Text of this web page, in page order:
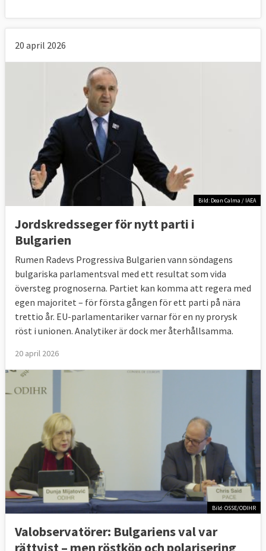
20 april 2026
Bild: Dean Calma / IAEA
Jordskredsseger för nytt parti i
Bulgarien
Rumen Radevs Progressiva Bulgarien vann söndagens
bulgariska parlamentsval med ett resultat som vida
översteg prognoserna. Partiet kan komma att regera med
egen majoritet – för första gången för ett parti på nära
trettio år. EU-parlamentariker varnar för en ny prorysk
röst i unionen. Analytiker är dock mer återhållsamma.
20 april 2026
Bild: OSSE/ODIHR
Valobservatörer: Bulgariens val var
rättvist – men röstköp och polarisering